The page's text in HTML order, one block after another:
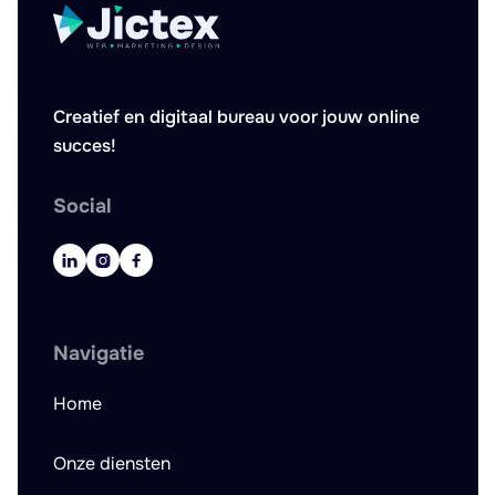
Creatief en digitaal bureau voor jouw online
succes!
Social
  
Navigatie
Home
Onze diensten